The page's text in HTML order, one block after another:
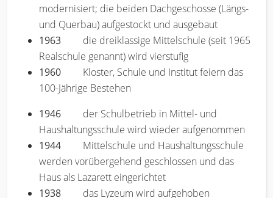
modernisiert; die beiden Dachgeschosse (Längs-
und Querbau) aufgestockt und ausgebaut
1963 die dreiklassige Mittelschule (seit 1965
Realschule genannt) wird vierstufig
1960 Kloster, Schule und Institut feiern das
100-Jährige Bestehen
1946 der Schulbetrieb in Mittel- und
Haushaltungsschule wird wieder aufgenommen
1944 Mittelschule und Haushaltungsschule
werden vorübergehend geschlossen und das
Haus als Lazarett eingerichtet
1938 das Lyzeum wird aufgehoben